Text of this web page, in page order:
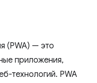
(PWA) — это
приложения,
технологий. PWA